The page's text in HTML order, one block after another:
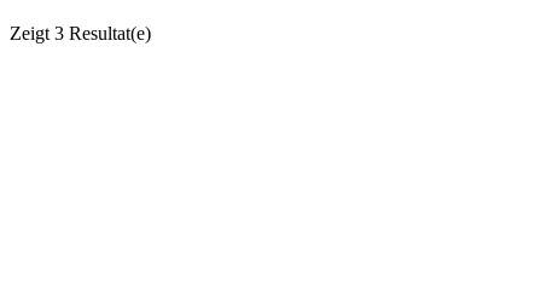
Zeigt 3 Resultat(e)